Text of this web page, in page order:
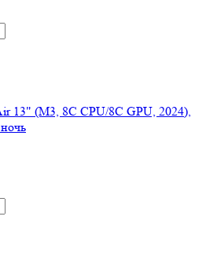
13" (M3, 8C CPU/8C GPU, 2024),